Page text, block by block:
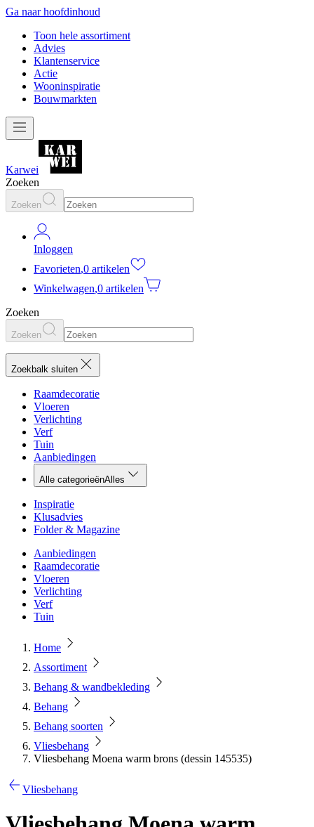
Ga naar hoofdinhoud
Toon hele assortiment
Advies
Klantenservice
Actie
Wooninspiratie
Bouwmarkten
Karwei
Zoeken
Zoeken
Inloggen
Favorieten,0 artikelen
Winkelwagen,0 artikelen
Zoeken
Zoeken
Zoekbalk sluiten
Raamdecoratie
Vloeren
Verlichting
Verf
Tuin
Aanbiedingen
Alle categorieënAlles
Inspiratie
Klusadvies
Folder & Magazine
Aanbiedingen
Raamdecoratie
Vloeren
Verlichting
Verf
Tuin
Home
Assortiment
Behang & wandbekleding
Behang
Behang soorten
Vliesbehang
Vliesbehang Moena warm brons (dessin 145535)
Vliesbehang